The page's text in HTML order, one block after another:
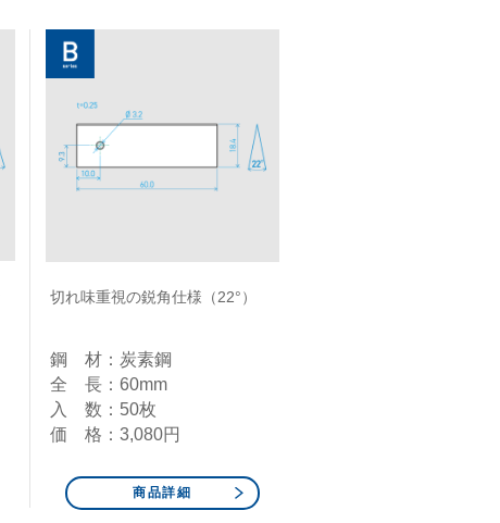
切れ味重視の鋭角仕様（22°）
鋼 材：炭素鋼​
全 長：60mm​
入 数：50枚
価 格：3,080円
商品詳細